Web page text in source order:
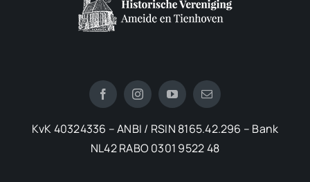
KvK 40324336 – ANBI / RSIN 8165.42.296 – Bank
NL42 RABO 0301 9522 48